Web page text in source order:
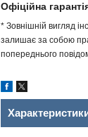
Офіційна
* Зовнішній вигляд
залишає за собою
попереднього